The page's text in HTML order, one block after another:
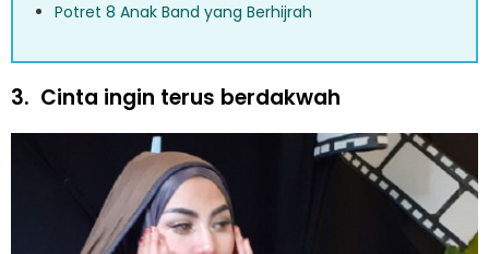
Potret 8 Anak Band yang Berhijrah
3. Cinta ingin terus berdakwah